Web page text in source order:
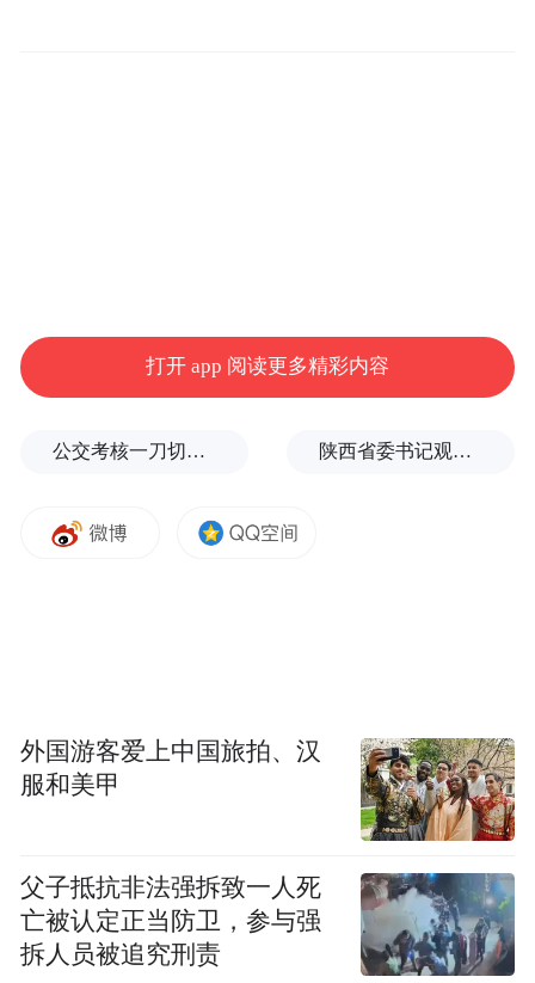
早在2018年起，洪洞大槐树景区便确立了“文
游客”为核心，以“优化管理、规范运营”为原
计算、大数据、人工智能等方面的落地，为
“在车辆到达景区智慧停车场时，游客可以通
过LED引导牌和相应终端设备，自助快速完
成停车、反向寻车、扫码收费的全流程操
作；在游览期间，游客可以在5分钟之内找到
一座智慧厕所，智能除臭、免费刷脸取纸，
打开 app 阅读更多精彩内容
公交考核一刀切司机不敢开空调：别把压力转嫁一线员工 陕西省委书记观摩直播带货，同董宇辉交流
外国游客爱上中国旅拍、汉
服和美甲
父子抵抗非法强拆致一人死
亡被认定正当防卫，参与强
拆人员被追究刑责